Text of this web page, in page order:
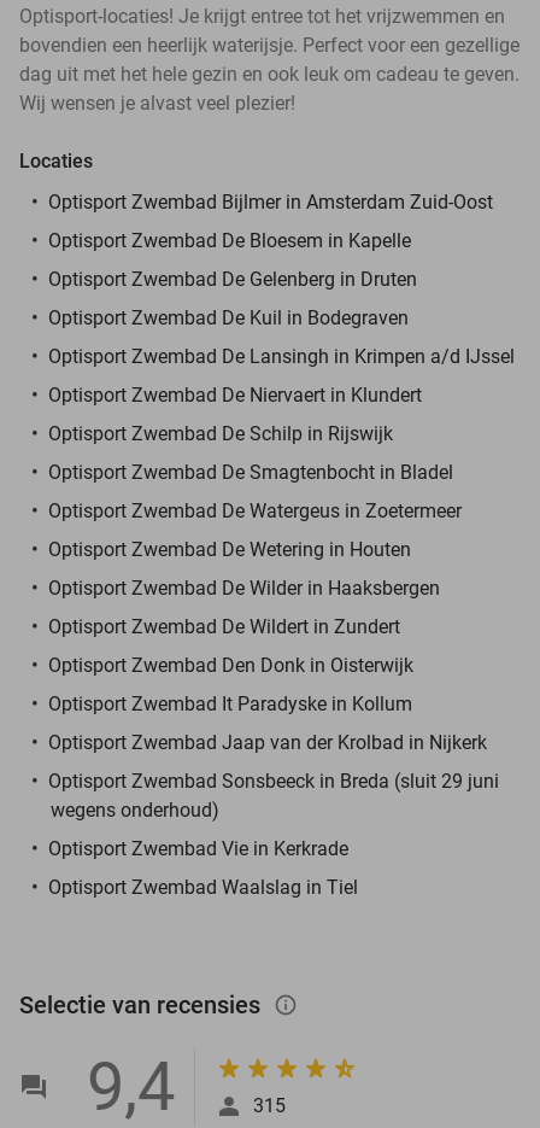
Optisport-locaties! Je krijgt entree tot het vrijzwemmen en
bovendien een heerlijk waterijsje. Perfect voor een gezellige
dag uit met het hele gezin en ook leuk om cadeau te geven.
Wij wensen je alvast veel plezier!
Locaties
Optisport Zwembad Bijlmer in Amsterdam Zuid-Oost
Optisport Zwembad De Bloesem in Kapelle
Optisport Zwembad De Gelenberg in Druten
Optisport Zwembad De Kuil in Bodegraven
Optisport Zwembad De Lansingh in Krimpen a/d IJssel
Optisport Zwembad De Niervaert in Klundert
Optisport Zwembad De Schilp in Rijswijk
Optisport Zwembad De Smagtenbocht in Bladel
Optisport Zwembad De Watergeus in Zoetermeer
Optisport Zwembad De Wetering in Houten
Optisport Zwembad De Wilder in Haaksbergen
Optisport Zwembad De Wildert in Zundert
Optisport Zwembad Den Donk in Oisterwijk
Optisport Zwembad It Paradyske in Kollum
Optisport Zwembad Jaap van der Krolbad in Nijkerk
Optisport Zwembad Sonsbeeck in Breda (sluit 29 juni
wegens onderhoud)
Optisport Zwembad Vie in Kerkrade
Optisport Zwembad Waalslag in Tiel
Selectie van recensies info_outlined
9,4 315